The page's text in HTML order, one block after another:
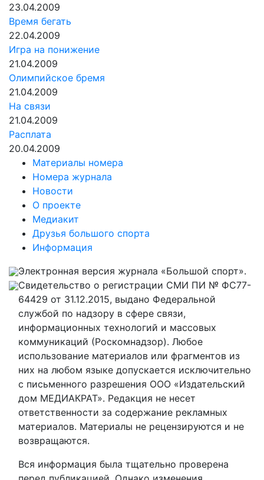
23.04.2009
Время бегать
22.04.2009
Игра на понижение
21.04.2009
Олимпийское бремя
21.04.2009
На связи
21.04.2009
Расплата
20.04.2009
Материалы номера
Номера журнала
Новости
О проекте
Медиакит
Друзья большого спорта
Информация
Электронная версия журнала «Большой спорт».
Свидетельство о регистрации СМИ ПИ № ФС77-
64429 от 31.12.2015, выдано Федеральной
службой по надзору в сфере связи,
информационных технологий и массовых
коммуникаций (Роскомнадзор). Любое
использование материалов или фрагментов из
них на любом языке допускается исключительно
с письменного разрешения ООО «Издательский
дом МЕДИАКРАТ». Редакция не несет
ответственности за содержание рекламных
материалов. Материалы не рецензируются и не
возвращаются.
Вся информация была тщательно проверена